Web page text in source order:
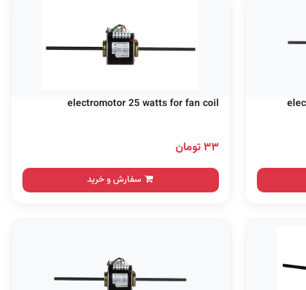
electromotor 25 watts for fan coil
۳۳ تومان
سفارش و خرید